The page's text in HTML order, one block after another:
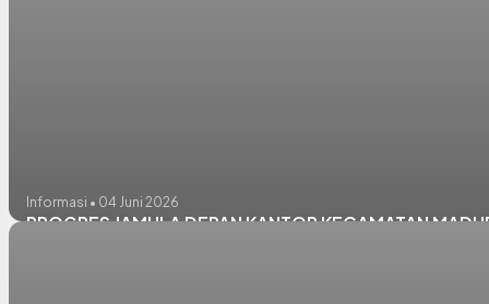
Informasi • 04 Juni 2026
PROGRES JAMULA DEPAN KANTOR KECAMATAN